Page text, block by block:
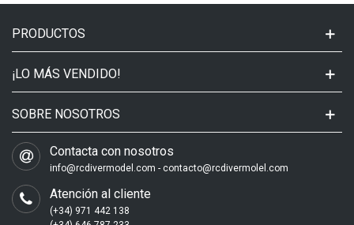
PRODUCTOS
¡LO MÁS VENDIDO!
SOBRE NOSOTROS
Contacta con nosotros
info@rcdivermodel.com - contacto@rcdivermolel.com
Atención al cliente
(+34) 971 442 138